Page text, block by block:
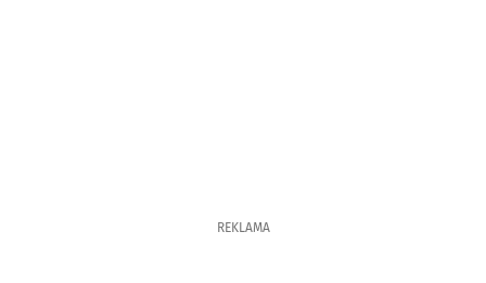
REKLAMA